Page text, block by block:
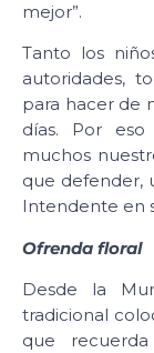
mejor”.
Tanto los
autoridades,
para hacer de
días. Por
muchos
que defender,
Intendente en
Ofrenda floral
Desde la
tradicional
que